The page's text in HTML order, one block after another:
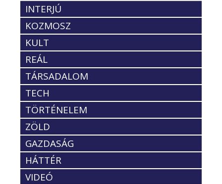
INTERJÚ
KOZMOSZ
KULT
REÁL
TÁRSADALOM
TECH
TÖRTÉNELEM
ZÖLD
GAZDASÁG
HÁTTÉR
VIDEÓ